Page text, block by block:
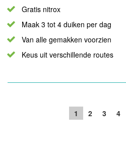
Gratis nitrox
Maak 3 tot 4 duiken per dag
Van alle gemakken voorzien
Keus uit verschillende routes
1 2 3 4